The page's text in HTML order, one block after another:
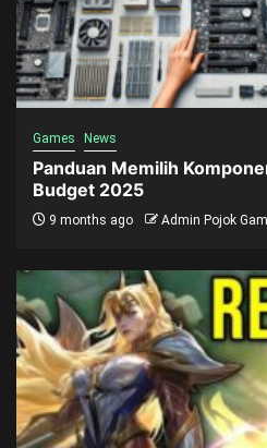
Games News
Panduan Memilih
Budget 2025
9 months ago Admin Pojok